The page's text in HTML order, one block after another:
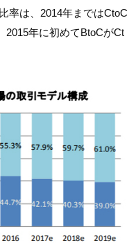
率は、2014年まではCtoC
2015年に初めてBtoCがCt